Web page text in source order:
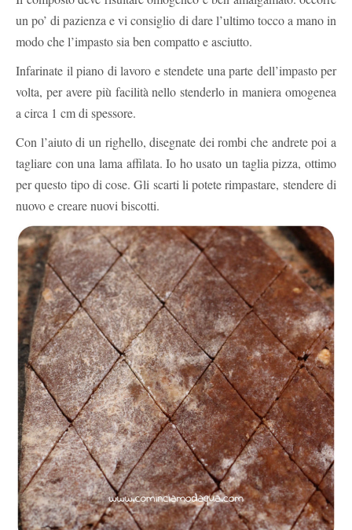
un po’ di pazienza e vi consiglio di dare l’ultimo tocco a mano in
modo che l’impasto sia ben compatto e asciutto.
Infarinate il piano di lavoro e stendete una parte dell’impasto per
volta, per avere più facilità nello stenderlo in maniera omogenea
a circa 1 cm di spessore.
Con l’aiuto di un righello, disegnate dei rombi che andrete poi a
tagliare con una lama affilata. Io ho usato un taglia pizza, ottimo
per questo tipo di cose. Gli scarti li potete rimpastare, stendere di
nuovo e creare nuovi biscotti.